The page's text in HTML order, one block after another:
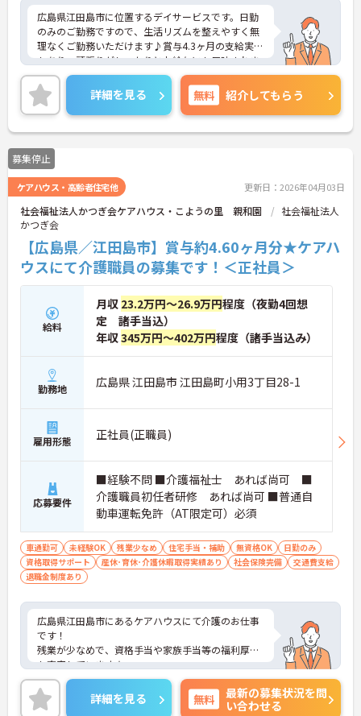
広島県江田島市に位置するデイサービスです。日勤
のみのご勤務ですので、生活リズムを整えやすく無
理なくご勤務いただけます♪賞与4.3ヶ月の支給実績
もあり、頑張りがしっかりとお給与にも反映されま
す。ご興味のある方には、面接対策ポイントなど、
さらに詳細をお話しいたしますのでお気軽にご相談
ください！
詳細を見る 無料 紹介してもらう
募集停止
ケアハウス・高齢者住宅他 更新日：2026年04月03日
社会福祉法人かつぎ会ケアハウス・こようの里 親和園
社会福祉法人
かつぎ会
【広島県／江田島市】賞与約4.60ヶ月分★ケアハ
ウスにて介護職員の募集です！＜正社員＞
給料
月収 23.2万円～26.9万円程度（夜勤4回想
定 諸手当込）
年収345万円～402万円程度（諸手当込み）
勤務地 広島県 江田島市 江田島町小用3丁目28-1
雇用形態 正社員(正職員)
応募要件
■経験不問 ■介護福祉士 あれば尚可 ■
介護職員初任者研修 あれば尚可 ■普通自
動車運転免許（AT限定可）必須
車通勤可 未経験OK 残業少なめ 住宅手当・補助 無資格OK
日勤のみ
資格取得サポート
産休･育休･介護休暇取得実績あり 社会保険完備
交通費支給
退職金制度あり
広島県江田島市にあるケアハウスにて介護のお仕事
です！
残業が少なめで、資格手当や家族手当等の福利厚生
も充実しています★
ご興味ある方には、面接対策ポイントなど、さらに
詳細をお話しいたしますのでお気軽にご相談くださ
い♪
詳細を見る 無料
最新の募集状況を問
い合わせる